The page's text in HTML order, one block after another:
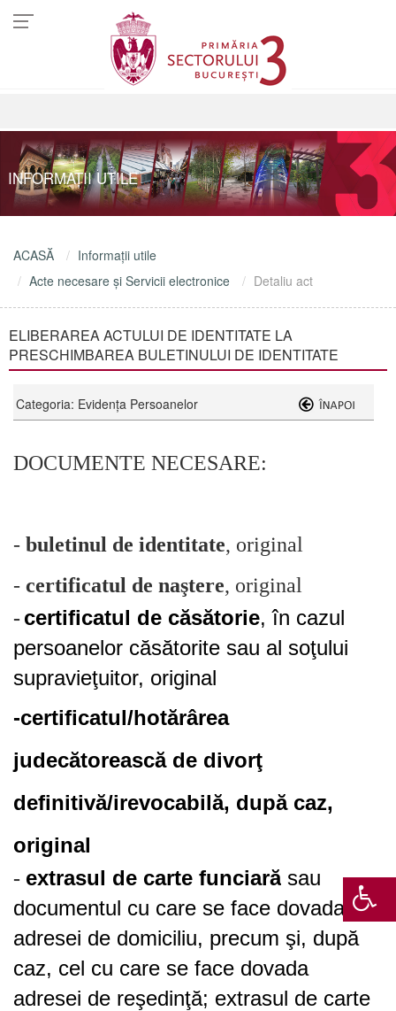
INFORMAŢII UTILE
ACASĂ
Informaţii utile
Acte necesare şi Servicii electronice
Detaliu act
ELIBERAREA ACTULUI DE IDENTITATE LA
PRESCHIMBAREA BULETINULUI DE IDENTITATE
Categoria: Evidenţa Persoanelor
DOCUMENTE NECESARE:
- buletinul de identitate, original
- certificatul de naştere, original
- certificatul de căsătorie, în cazul
persoanelor căsătorite sau al soţului
supravieţuitor, original
-certificatul/hotărârea
judecătorească de divorţ
definitivă/irevocabilă, după caz,
original
- extrasul de carte funciară sau
documentul cu care se face dovada
adresei de domiciliu, precum şi, după
caz, cel cu care se face dovada
adresei de reşedinţă; extrasul de carte